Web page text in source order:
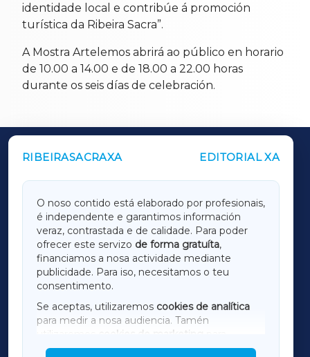
identidade local e contribúe á promoción
turística da Ribeira Sacra”.
A Mostra Artelemos abrirá ao público en horario
de 10.00 a 14.00 e de 18.00 a 22.00 horas
durante os seis días de celebración.
RIBEIRASACRAXA EDITORIAL XA
O noso contido está elaborado por profesionais,
é independente e garantimos información
veraz, contrastada e de calidade. Para poder
ofrecer este servizo de forma gratuíta,
financiamos a nosa actividade mediante
publicidade. Para iso, necesitamos o teu
consentimento.
Se aceptas, utilizaremos cookies de analítica
para medir a nosa audiencia. Tamén
utilizaremos
cookies de marketing
mostrar publicidade de terceiros.
OUTROS PERIÓDICOS
LUGOXA
TERRACHAXA
AMARIÑAXA